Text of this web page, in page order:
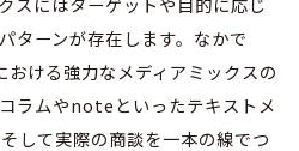
ターンが存在します。なかで
ける強力なメディアミックスの
ラムやnoteといったテキストメ
して実際の商談を一本の線でつ